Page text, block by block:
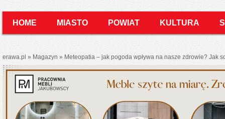
HOME MIASTO POWIAT KULTURA
erawa.pl » Magazyn » Meteopatia – jak pogoda wpływa na nasze zdrowie? Jak